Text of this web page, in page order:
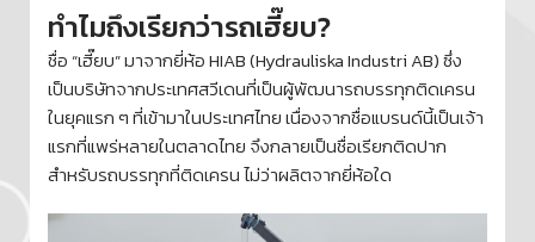
ทำไมถึงเรียกว่ารถเฮี๊ยบ?
ชื่อ “เฮี๊ยบ” มาจากยี่ห้อ HIAB (Hydrauliska Industri AB) ซึ่ง
เป็นบริษัทจากประเทศสวีเดนที่เป็นผู้พัฒนารถบรรทุกติดเครน
ในยุคแรก ๆ ที่เข้ามาในประเทศไทย เนื่องจากชื่อแบรนด์นี้เป็นเจ้า
แรกที่แพร่หลายในตลาดไทย จึงกลายเป็นชื่อเรียกติดปาก
สำหรับรถบรรทุกที่ติดเครน ไม่ว่าผลิตจากยี่ห้อใด